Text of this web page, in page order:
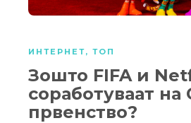
ИНТЕРНЕТ, ТОП
Зошто FIFA и
соработуваат на
првенство?